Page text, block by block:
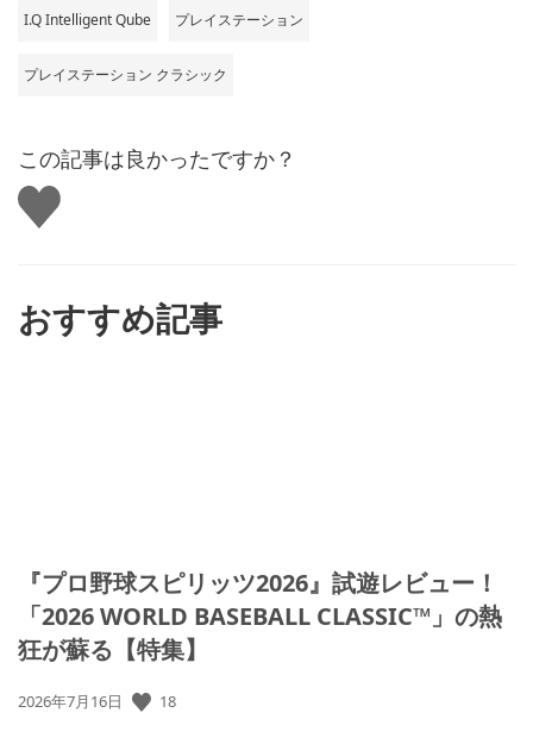
I.Q Intelligent Qube プレイステーション
プレイステーション クラシック
この記事は良かったですか？
い
い
おすすめ記事
『プロ野球スピリッツ2026』試遊レビュー！
「2026 WORLD BASEBALL CLASSIC™」の熱
狂が蘇る【特集】
公
2026年7月16日 18